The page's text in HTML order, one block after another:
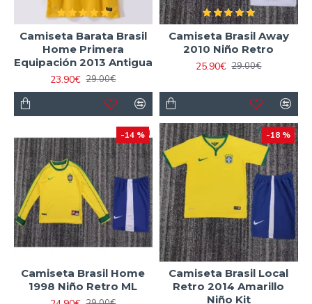
Camiseta Barata Brasil
Home Primera
Equipación 2013 Antigua
23.90€ 29.00€
Camiseta Brasil Away
2010 Niño Retro
25.90€ 29.00€
-14 %
Camiseta Brasil Home
1998 Niño Retro ML
-18 %
Camiseta Brasil Local
Retro 2014 Amarillo
Niño Kit